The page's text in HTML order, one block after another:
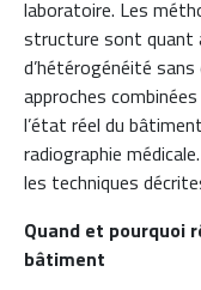
laboratoire. Les
structure sont quant
d’hétérogénéité
approches
l’état réel du
radiographie
les techniques
Quand et pourquoi
bâtiment